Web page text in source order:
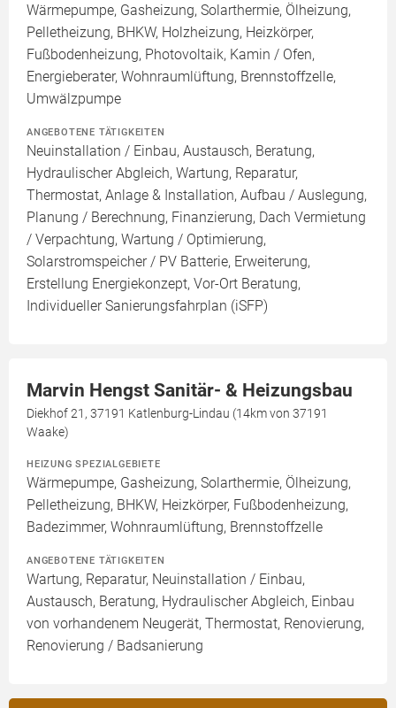
Wärmepumpe, Gasheizung, Solarthermie, Ölheizung,
Pelletheizung, BHKW, Holzheizung, Heizkörper,
Fußbodenheizung, Photovoltaik, Kamin / Ofen,
Energieberater, Wohnraumlüftung, Brennstoffzelle,
Umwälzpumpe
ANGEBOTENE TÄTIGKEITEN
Neuinstallation / Einbau, Austausch, Beratung,
Hydraulischer Abgleich, Wartung, Reparatur,
Thermostat, Anlage & Installation, Aufbau / Auslegung,
Planung / Berechnung, Finanzierung, Dach Vermietung
/ Verpachtung, Wartung / Optimierung,
Solarstromspeicher / PV Batterie, Erweiterung,
Erstellung Energiekonzept, Vor-Ort Beratung,
Individueller Sanierungsfahrplan (iSFP)
Marvin Hengst Sanitär- & Heizungsbau
Diekhof 21, 37191 Katlenburg-Lindau (14km von 37191
Waake)
HEIZUNG SPEZIALGEBIETE
Wärmepumpe, Gasheizung, Solarthermie, Ölheizung,
Pelletheizung, BHKW, Heizkörper, Fußbodenheizung,
Badezimmer, Wohnraumlüftung, Brennstoffzelle
ANGEBOTENE TÄTIGKEITEN
Wartung, Reparatur, Neuinstallation / Einbau,
Austausch, Beratung, Hydraulischer Abgleich, Einbau
von vorhandenem Neugerät, Thermostat, Renovierung,
Renovierung / Badsanierung